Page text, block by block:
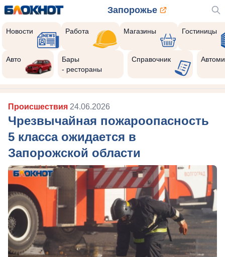
Запорожье
Новости Работа Магазины Гостиницы
Авто
Бары
- рестораны
Справочник
Происшествия 24.06.2026
Чрезвычайная пожароопасность
5 класса ожидается в
Запорожской области